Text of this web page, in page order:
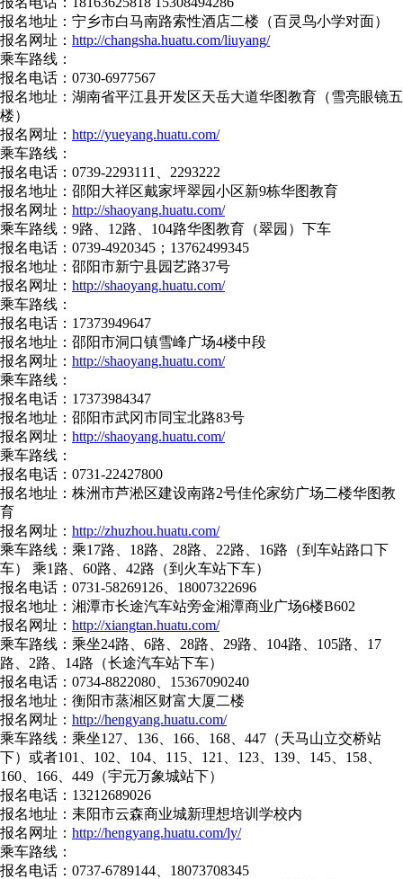
报名地址：宁乡市白马南路索性酒店二楼（百灵鸟小学对面）
报名网址： http://changsha.huatu.com/liuyang/
乘车路线：
报名电话：0730-6977567
报名地址：湖南省平江县开发区天岳大道华图教育（雪亮眼镜五
楼）
报名网址： http://yueyang.huatu.com/
乘车路线：
报名电话：0739-2293111、2293222
报名地址：邵阳大祥区戴家坪翠园小区新9栋华图教育
报名网址： http://shaoyang.huatu.com/
乘车路线：9路、12路、104路华图教育（翠园）下车
报名电话：0739-4920345；13762499345
报名地址：邵阳市新宁县园艺路37号
报名网址： http://shaoyang.huatu.com/
乘车路线：
报名电话：17373949647
报名地址：邵阳市洞口镇雪峰广场4楼中段
报名网址： http://shaoyang.huatu.com/
乘车路线：
报名电话：17373984347
报名地址：邵阳市武冈市同宝北路83号
报名网址： http://shaoyang.huatu.com/
乘车路线：
报名电话：0731-22427800
报名地址：株洲市芦淞区建设南路2号佳伦家纺广场二楼华图教
育
报名网址： http://zhuzhou.huatu.com/
乘车路线：乘17路、18路、28路、22路、16路（到车站路口下
车） 乘1路、60路、42路（到火车站下车）
报名电话：0731-58269126、18007322696
报名地址：湘潭市长途汽车站旁金湘潭商业广场6楼B602
报名网址： http://xiangtan.huatu.com/
乘车路线：乘坐24路、6路、28路、29路、104路、105路、17
路、2路、14路（长途汽车站下车）
报名电话：0734-8822080、15367090240
报名地址：衡阳市蒸湘区财富大厦二楼
报名网址： http://hengyang.huatu.com/
乘车路线：乘坐127、136、166、168、447（天马山立交桥站
下）或者101、102、104、115、121、123、139、145、158、
160、166、449（宇元万象城站下）
报名电话：13212689026
报名地址：耒阳市云森商业城新理想培训学校内
报名网址： http://hengyang.huatu.com/ly/
乘车路线：
报名电话：0737-6789144、18073708345